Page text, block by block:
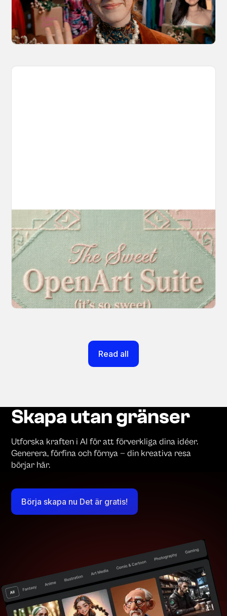
marketing to storytelling with amazingly
consistent motion and identity.
March 20, 2026
Introducing OpenArt Suite: Create
Without the Chaos
Every tool you need, finally in one place. We
fundamentally rearchitected the OpenArt
creation experience so your workflow finally
moves as fast as your ideas do.
March 20, 2026
Read all
Skapa utan gränser
Utforska kraften i AI för att förverkliga dina idéer.
Generera, förfina och förnya — din kreativa resa
börjar här.
Börja skapa nu Det är gratis!